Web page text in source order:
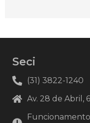
Seci
(31) 3822-1240
Av. 28 de Abril,
Funcionamento